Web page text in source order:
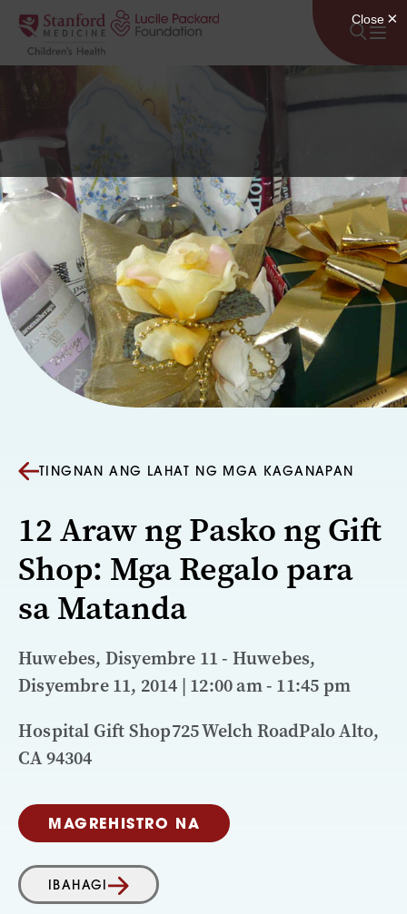
Lumaktaw sa nilalaman
TINGNAN ANG LAHAT NG MGA KAGANAPAN
12 Araw ng Pasko ng Gift
Shop: Mga Regalo para
sa Matanda
Huwebes, Disyembre 11 - Huwebes,
Disyembre 11, 2014 | 12:00 am - 11:45 pm
Hospital Gift Shop725 Welch RoadPalo Alto,
CA 94304
MAGREHISTRO NA
IBAHAGI